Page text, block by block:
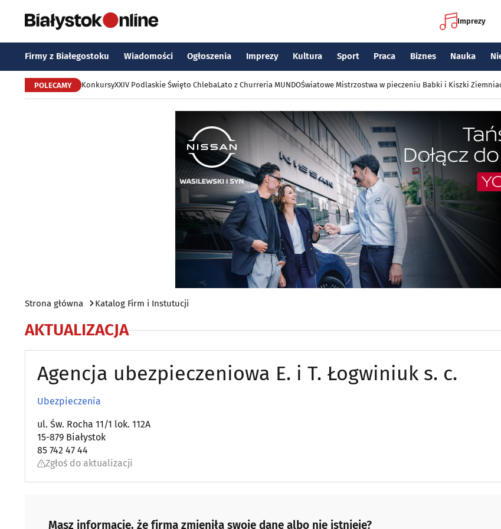
Imprezy
Firmy z Białegostoku Wiadomości Ogłoszenia Imprezy Kultura Sport Praca Biznes Nauka
POLECAMY KonkursyXXIV Podlaskie Święto ChlebaLato z Churreria MUNDOŚwiatowe Mistrzostwa w pieczeniu Babki i Kiszki
Strona główna Katalog Firm i Instutucji
AKTUALIZACJA
Agencja ubezpieczeniowa E. i T. Łogwiniuk s. c.
Ubezpieczenia
ul. Św. Rocha 11/1 lok. 112A
15-879 Białystok
85 742 47 44
Zgłoś do aktualizacji
Masz informacje, że firma zmieniła swoje dane albo nie istnieje?